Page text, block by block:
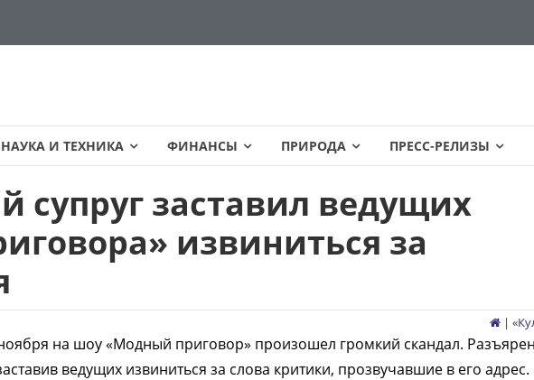
НАУКА И ТЕХНИКА ФИНАНСЫ ПРИРОДА ПРЕСС-РЕЛИЗЫ
супруг заставил ведущих
извиниться за
| «
на шоу «Модный приговор» произошел громкий скандал.
ведущих извиниться за слова критики, прозвучавшие в его адрес.